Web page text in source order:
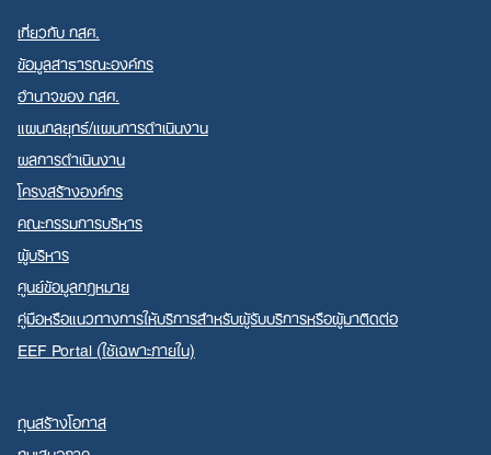
เกี่ยวกับ กสศ.
ข้อมูลสาธารณะองค์กร
อำนาจของ กสศ.
แผนกลยุทธ์/แผนการดำเนินงาน
ผลการดำเนินงาน
โครงสร้างองค์กร
คณะกรรมการบริหาร
ผู้บริหาร
ศูนย์ข้อมูลกฎหมาย
คู่มือหรือแนวทางการให้บริการสำหรับผู้รับบริการหรือผู้มาติดต่อ
EEF Portal (ใช้เฉพาะภายใน)
ทุนสร้างโอกาส